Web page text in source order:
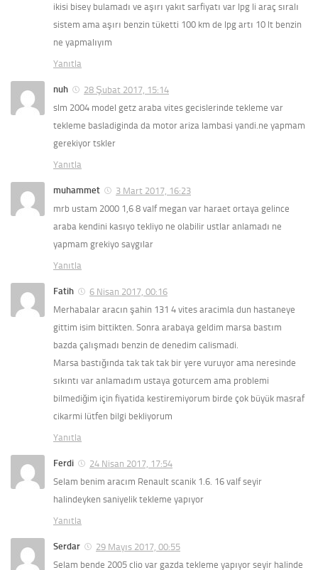
ikisi bisey bulamadı ve aşırı yakıt sarfiyatı var lpg li araç sıralı
sistem ama aşırı benzin tüketti 100 km de lpg artı 10 lt benzin
ne yapmalıyım
Yanıtla
nuh
28 Şubat 2017, 15:14
slm 2004 model getz araba vites gecislerinde tekleme var
tekleme basladiginda da motor ariza lambasi yandi.ne yapmam
gerekiyor tskler
Yanıtla
muhammet
3 Mart 2017, 16:23
mrb ustam 2000 1,6 8 valf megan var haraet ortaya gelince
araba kendini kasıyo tekliyo ne olabilir ustlar anlamadı ne
yapmam grekiyo saygılar
Yanıtla
Fatih
6 Nisan 2017, 00:16
Merhabalar aracın şahin 131 4 vites aracimla dun hastaneye
gittim isim bittikten. Sonra arabaya geldim marsa bastım
bazda çalışmadı benzin de denedim calismadi.
Marsa bastığında tak tak tak bir yere vuruyor ama neresinde
sıkıntı var anlamadım ustaya goturcem ama problemi
bilmediğim için fiyatida kestiremiyorum birde çok büyük masraf
cikarmi lütfen bilgi bekliyorum
Yanıtla
Ferdi
24 Nisan 2017, 17:54
Selam benim aracım Renault scanik 1.6. 16 valf seyir
halindeyken saniyelik tekleme yapıyor
Yanıtla
Serdar
29 Mayıs 2017, 00:55
Selam bende 2005 clio var gazda tekleme yapıyor seyir halinde